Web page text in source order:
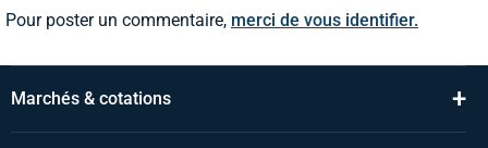
Pour poster un commentaire, merci de vous identifier.
Marchés & cotations +